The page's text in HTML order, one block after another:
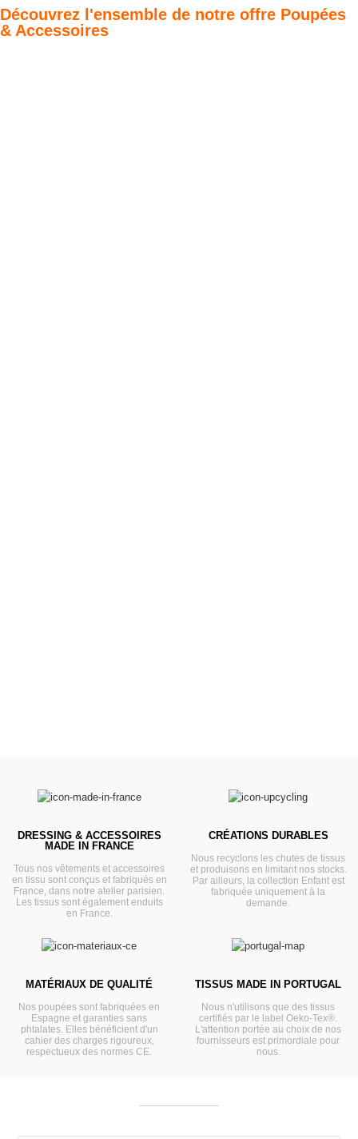
Découvrez l'ensemble de notre offre Poupées
& Accessoires
DRESSING & ACCESSOIRES
MADE IN FRANCE
Tous nos vêtements et accessoires
en tissu sont conçus et fabriqués en
France, dans notre atelier parisien.
Les tissus sont également enduits
en France.
CRÉATIONS DURABLES
Nous recyclons les chutes de tissus
et produisons en limitant nos stocks.
Par ailleurs, la collection Enfant est
fabriquée uniquement à la
demande.
MATÉRIAUX DE QUALITÉ
Nos poupées sont fabriquées en
Espagne et garanties sans
phtalates. Elles bénéficient d'un
cahier des charges rigoureux,
respectueux des normes CE.
TISSUS MADE IN PORTUGAL
Nous n'utilisons que des tissus
certifiés par le label Oeko-Tex®.
L'attention portée au choix de nos
fournisseurs est primordiale pour
nous.